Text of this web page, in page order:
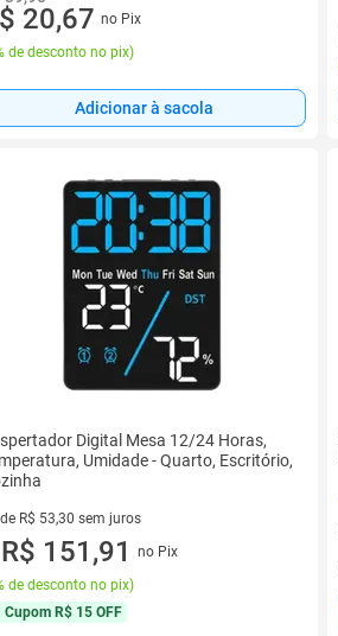
20,67 no Pix
de desconto no pix)
Adicionar à sacola
Digital Mesa 12/24 Horas,
Umidade - Quarto, Escritório,
R$ 53,30 sem juros
de R$ 53,30 sem juros
R$ 151,91
no Pix
de desconto no pix)
Cupom R$ 15 OFF